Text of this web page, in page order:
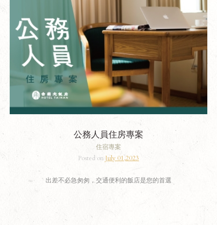
公務人員住房專案
住宿專案
Posted on July 01,2023
出差不必急匆匆，交通便利的飯店是您的首選